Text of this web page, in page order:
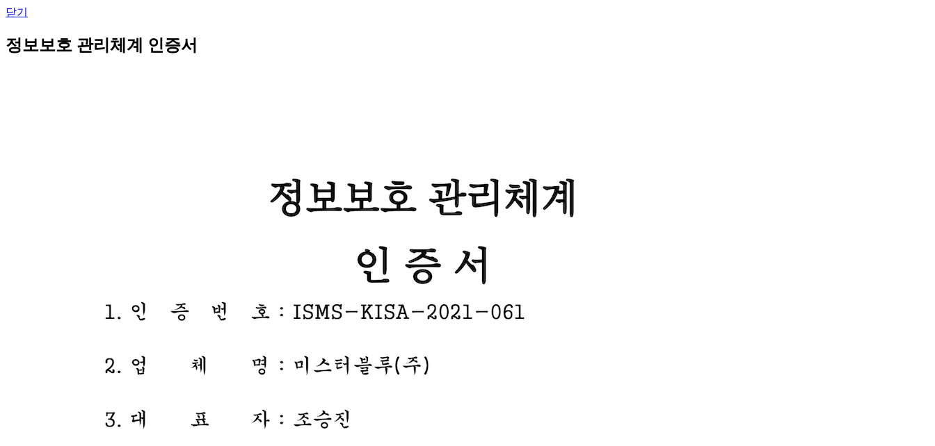
닫기
정보보호 관리체계 인증서